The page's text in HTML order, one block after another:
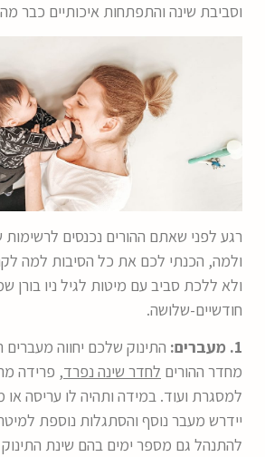
וסביבת שינה והתפתחות איכותיים כבר
רגע לפני שאתם ההורים נכנסים
ולמה, הכנתי לכם את כל הסיבות למה
ולא ללכת סביב עם מיטות לגיל ניו בורן
חודשיים-שלושה.
1. מעברים:
התינוק שלכם יחווה מעברים
מחדר ההורים לחדר שינה נפרד, פרידה
למסגרת ועוד. במידה ותהיה לו עריסה
יידרש מעבר נוסף והסתגלות נוספת
להתנהל גם מספר ימים בהם שינת